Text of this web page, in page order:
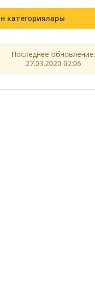
категориялары
Последнее обновление:
27.03.2020 02:06